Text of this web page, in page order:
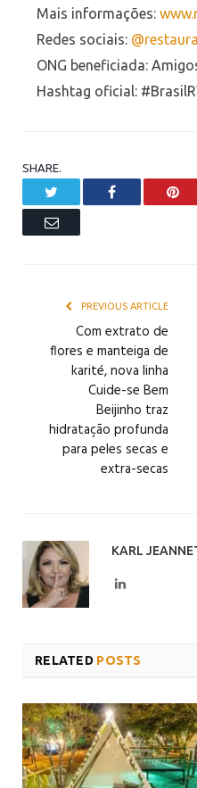
Mais informações: www.
Redes sociais:
ONG beneficiada:
Hashtag oficial:
SHARE.
Facebook
Email
PREVIOUS ARTICLE
Com extrato de
flores e manteiga de
karité, nova linha
Cuide-se Bem
Beijinho traz
hidratação profunda
para peles secas e
extra-secas
KARL
LinkedIn
RELATED POSTS